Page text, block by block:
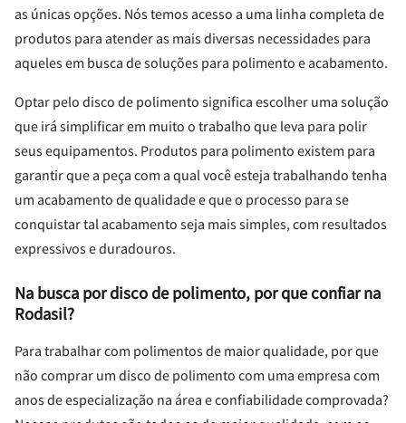
as únicas opções. Nós temos acesso a uma linha completa de
produtos para atender as mais diversas necessidades para
aqueles em busca de soluções para polimento e acabamento.
Optar pelo disco de polimento significa escolher uma solução
que irá simplificar em muito o trabalho que leva para polir
seus equipamentos. Produtos para polimento existem para
garantir que a peça com a qual você esteja trabalhando tenha
um acabamento de qualidade e que o processo para se
conquistar tal acabamento seja mais simples, com resultados
expressivos e duradouros.
Na busca por disco de polimento, por que confiar na
Rodasil?
Para trabalhar com polimentos de maior qualidade, por que
não comprar um disco de polimento com uma empresa com
anos de especialização na área e confiabilidade comprovada?